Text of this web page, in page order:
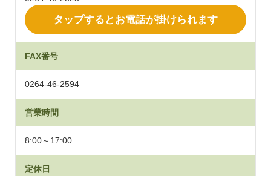
タップするとお電話が掛けられます
FAX番号
0264-46-2594
営業時間
8:00～17:00
定休日